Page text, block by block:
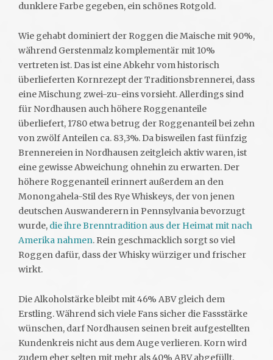
dunklere Farbe gegeben, ein schönes Rotgold.
Wie gehabt dominiert der Roggen die Maische mit 90%,
während Gerstenmalz komplementär mit 10%
vertreten ist. Das ist eine Abkehr vom historisch
überlieferten Kornrezept der Traditionsbrennerei, dass
eine Mischung zwei-zu-eins vorsieht. Allerdings sind
für Nordhausen auch höhere Roggenanteile
überliefert, 1780 etwa betrug der Roggenanteil bei zehn
von zwölf Anteilen ca. 83,3%. Da bisweilen fast fünfzig
Brennereien in Nordhausen zeitgleich aktiv waren, ist
eine gewisse Abweichung ohnehin zu erwarten. Der
höhere Roggenanteil erinnert außerdem an den
Monongahela-Stil des Rye Whiskeys, der von jenen
deutschen Auswanderern in Pennsylvania bevorzugt
wurde, die ihre Brenntradition aus der Heimat mit nach
Amerika nahmen. Rein geschmacklich sorgt so viel
Roggen dafür, dass der Whisky würziger und frischer
wirkt.
Die Alkoholstärke bleibt mit 46% ABV gleich dem
Erstling. Während sich viele Fans sicher die Fassstärke
wünschen, darf Nordhausen seinen breit aufgestellten
Kundenkreis nicht aus dem Auge verlieren. Korn wird
zudem eher selten mit mehr als 40% ABV abgefüllt.